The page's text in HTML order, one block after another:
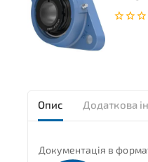
Опис Додаткова
Документація в